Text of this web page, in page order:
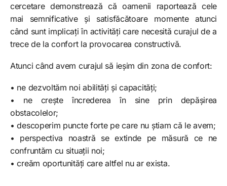
cercetare demonstrează că oamenii raportează cele
mai semnificative și satisfăcătoare momente atunci
când sunt implicați în activități care necesită curajul de a
trece de la confort la provocarea constructivă.
Atunci când avem curajul să ieșim din zona de confort:
• ne dezvoltăm noi abilități și capacități;
• ne crește încrederea în sine prin depășirea
obstacolelor;
• descoperim puncte forte pe care nu știam că le avem;
• perspectiva noastră se extinde pe măsură ce ne
confruntăm cu situații noi;
• creăm oportunități care altfel nu ar exista.